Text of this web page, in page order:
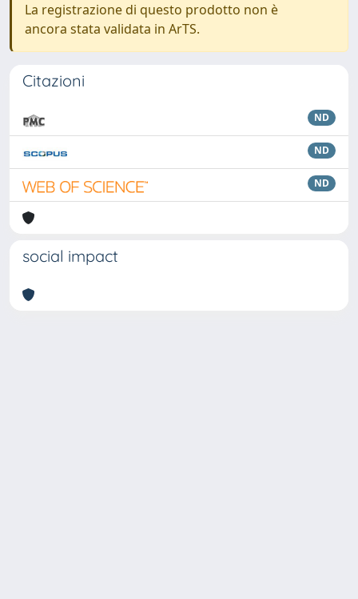
La registrazione di questo prodotto non è
ancora stata validata in ArTS.
Citazioni
ND
ND
ND
social impact